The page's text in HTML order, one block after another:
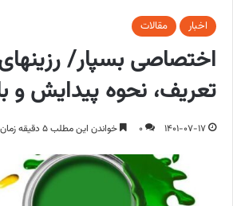
اخبار مقالات
اختصاصی بسپار/
تعریف، نحوه پیدایش و
1401-07-17
0 خواندن این مطلب 5 دقیقه زمان میبرد